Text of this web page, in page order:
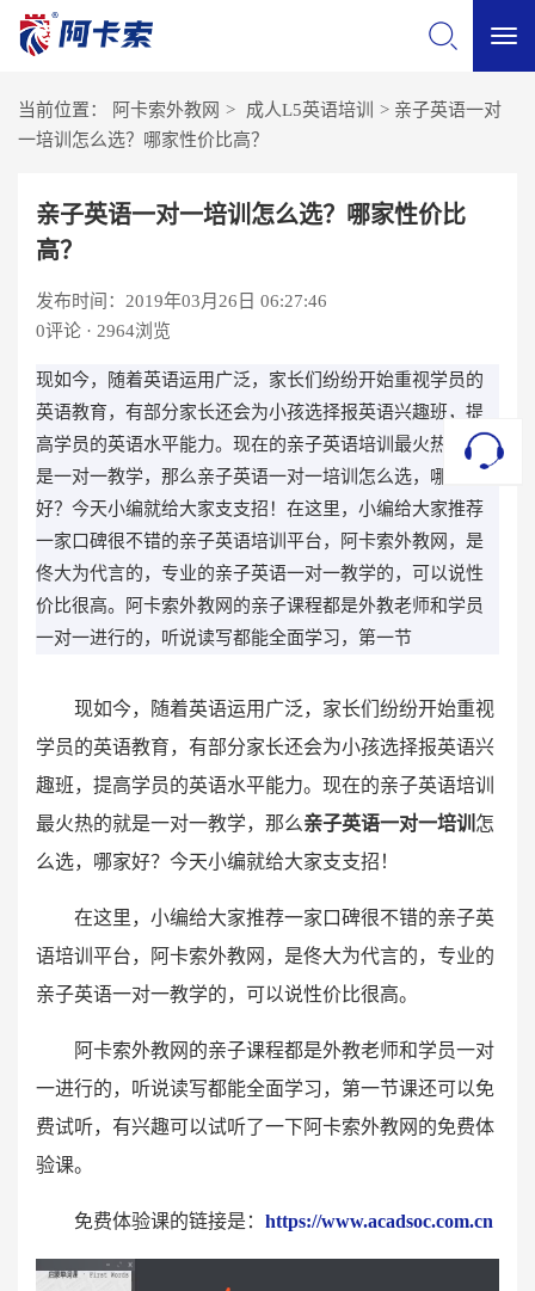
当前位置： 阿卡索外教网 > 成人L5英语培训 > 亲子英语一对
一培训怎么选？哪家性价比高？
亲子英语一对一培训怎么选？哪家性价比
高？
发布时间：2019年03月26日 06:27:46
0评论 · 2964浏览
现如今，随着英语运用广泛，家长们纷纷开始重视学员的
英语教育，有部分家长还会为小孩选择报英语兴趣班，提
高学员的英语水平能力。现在的亲子英语培训最火热的就
是一对一教学，那么亲子英语一对一培训怎么选，哪家
好？今天小编就给大家支支招！在这里，小编给大家推荐
一家口碑很不错的亲子英语培训平台，阿卡索外教网，是
佟大为代言的，专业的亲子英语一对一教学的，可以说性
价比很高。阿卡索外教网的亲子课程都是外教老师和学员
一对一进行的，听说读写都能全面学习，第一节
现如今，随着英语运用广泛，家长们纷纷开始重视
学员的英语教育，有部分家长还会为小孩选择报英语兴
趣班，提高学员的英语水平能力。现在的亲子英语培训
最火热的就是一对一教学，那么亲子英语一对一培训 怎
么选，哪家好？今天小编就给大家支支招！
在这里，小编给大家推荐一家口碑很不错的亲子英
语培训平台，阿卡索外教网，是佟大为代言的，专业的
亲子英语一对一教学的，可以说性价比很高。
阿卡索外教网的亲子课程都是外教老师和学员一对
一进行的，听说读写都能全面学习，第一节课还可以免
费试听，有兴趣可以试听了一下阿卡索外教网的免费体
验课。
免费体验课的链接是： https://www.acadsoc.com.cn